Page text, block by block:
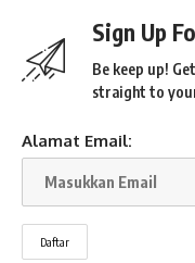
Sign Up
Be keep up!
straight to
Alamat Email: